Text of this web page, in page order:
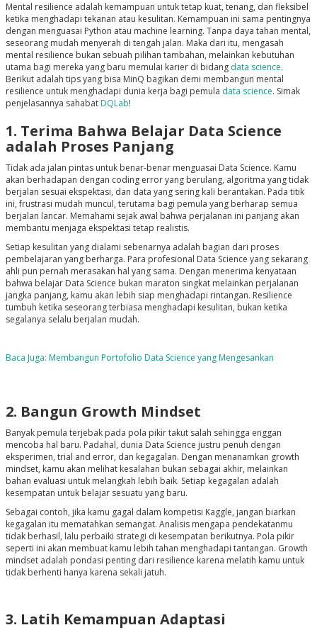
Mental resilience adalah kemampuan untuk tetap kuat, tenang, dan fleksibel
ketika menghadapi tekanan atau kesulitan. Kemampuan ini sama pentingnya
dengan menguasai Python atau machine learning. Tanpa daya tahan mental,
seseorang mudah menyerah di tengah jalan. Maka dari itu, mengasah
mental resilience bukan sebuah pilihan tambahan, melainkan kebutuhan
utama bagi mereka yang baru memulai karier di bidang data science.
Berikut adalah tips yang bisa MinQ bagikan demi membangun mental
resilience untuk menghadapi dunia kerja bagi pemula data science. Simak
penjelasannya sahabat DQLab!
1. Terima Bahwa Belajar Data Science
adalah Proses Panjang
Tidak ada jalan pintas untuk benar-benar menguasai Data Science. Kamu
akan berhadapan dengan coding error yang berulang, algoritma yang tidak
berjalan sesuai ekspektasi, dan data yang sering kali berantakan. Pada titik
ini, frustrasi mudah muncul, terutama bagi pemula yang berharap semua
berjalan lancar. Memahami sejak awal bahwa perjalanan ini panjang akan
membantu menjaga ekspektasi tetap realistis.
Setiap kesulitan yang dialami sebenarnya adalah bagian dari proses
pembelajaran yang berharga. Para profesional Data Science yang sekarang
ahli pun pernah merasakan hal yang sama. Dengan menerima kenyataan
bahwa belajar Data Science bukan maraton singkat melainkan perjalanan
jangka panjang, kamu akan lebih siap menghadapi rintangan. Resilience
tumbuh ketika seseorang terbiasa menghadapi kesulitan, bukan ketika
segalanya selalu berjalan mudah.
Baca Juga: Membangun Portofolio Data Science yang Mengesankan
2. Bangun Growth Mindset
Banyak pemula terjebak pada pola pikir takut salah sehingga enggan
mencoba hal baru. Padahal, dunia Data Science justru penuh dengan
eksperimen, trial and error, dan kegagalan. Dengan menanamkan growth
mindset, kamu akan melihat kesalahan bukan sebagai akhir, melainkan
bahan evaluasi untuk melangkah lebih baik. Setiap kegagalan adalah
kesempatan untuk belajar sesuatu yang baru.
Sebagai contoh, jika kamu gagal dalam kompetisi Kaggle, jangan biarkan
kegagalan itu mematahkan semangat. Analisis mengapa pendekatanmu
tidak berhasil, lalu perbaiki strategi di kesempatan berikutnya. Pola pikir
seperti ini akan membuat kamu lebih tahan menghadapi tantangan. Growth
mindset adalah pondasi penting dari resilience karena melatih kamu untuk
tidak berhenti hanya karena sekali jatuh.
3. Latih Kemampuan Adaptasi